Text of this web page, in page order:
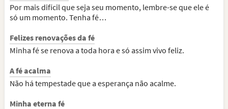
Por mais difícil que seja seu momento, lembre-se que ele é
só um momento. Tenha fé…
Felizes renovações da fé
Minha fé se renova a toda hora e só assim vivo feliz.
A fé acalma
Não há tempestade que a esperança não acalme.
Minha eterna fé